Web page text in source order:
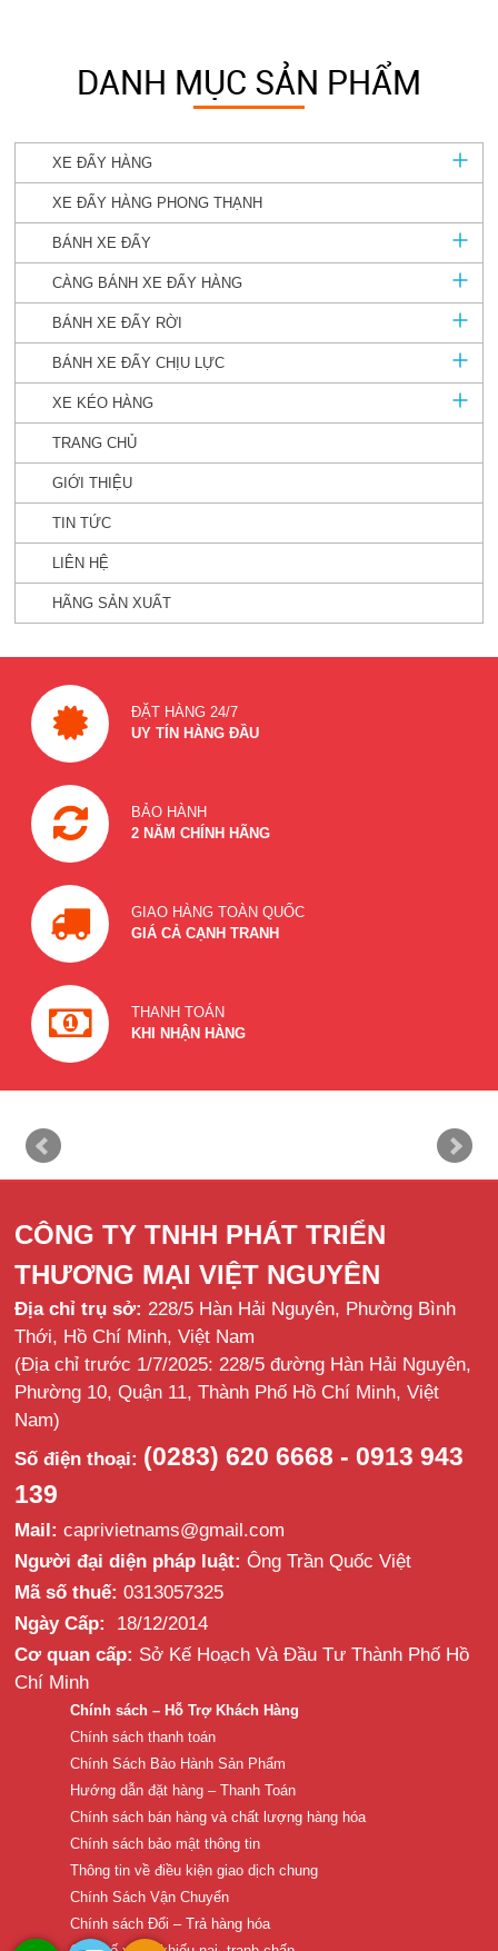
DANH MỤC SẢN PHẨM
XE ĐẨY HÀNG
XE ĐẨY HÀNG PHONG THẠNH
BÁNH XE ĐẨY
CÀNG BÁNH XE ĐẨY HÀNG
BÁNH XE ĐẨY RỜI
BÁNH XE ĐẨY CHỊU LỰC
XE KÉO HÀNG
TRANG CHỦ
GIỚI THIỆU
TIN TỨC
LIÊN HỆ
HÃNG SẢN XUẤT
ĐẶT HÀNG 24/7
UY TÍN HÀNG ĐẦU
BẢO HÀNH
2 NĂM CHÍNH HÃNG
GIAO HÀNG TOÀN QUỐC
GIÁ CẢ CẠNH TRANH
THANH TOÁN
KHI NHẬN HÀNG
CÔNG TY TNHH PHÁT TRIỂN
THƯƠNG MẠI VIỆT NGUYÊN
Địa chỉ trụ sở: 228/5 Hàn Hải Nguyên, Phường Bình
Thới, Hồ Chí Minh, Việt Nam
(Địa chỉ trước 1/7/2025: 228/5 đường Hàn Hải Nguyên,
Phường 10, Quận 11, Thành Phố Hồ Chí Minh, Việt
Nam)
Số điện thoại: (0283) 620 6668 - 0913 943
139
Mail: caprivietnams@gmail.com
Người đại diện pháp luật: Ông Trần Quốc Việt
Mã số thuế: 0313057325
Ngày Cấp:
18/12/2014
Cơ quan cấp: Sở Kế Hoạch Và Đầu Tư Thành Phố Hồ
Chí Minh
Chính sách – Hỗ Trợ Khách Hàng
Chính sách thanh toán
Chính Sách Bảo Hành Sản Phẩm
Hướng dẫn đặt hàng – Thanh Toán
Chính sách bán hàng và chất lượng hàng hóa
Chính sách bảo mật thông tin
Thông tin về điều kiện giao dịch chung
Chính Sách Vận Chuyển
Chính sách Đổi – Trả hàng hóa